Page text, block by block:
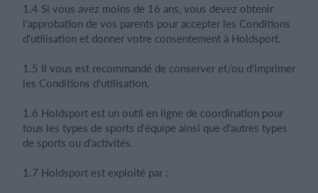
1.4 Si vous avez moins de 16 ans, vous devez obtenir
l'approbation de vos parents pour accepter les Conditions
d'utilisation et donner votre consentement à Holdsport.
1.5 Il vous est recommandé de conserver et/ou d'imprimer
les Conditions d'utilisation.
1.6 Holdsport est un outil en ligne de coordination pour
tous les types de sports d'équipe ainsi que d'autres types
de sports ou d'activités.
1.7 Holdsport est exploité par :